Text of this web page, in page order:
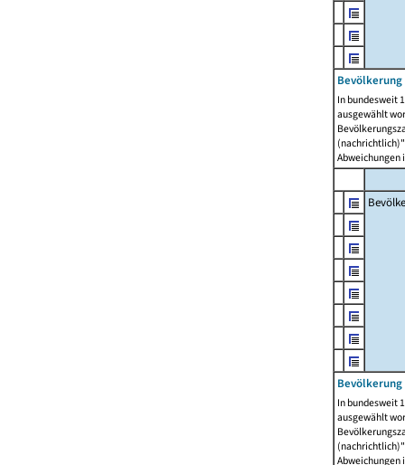
In bundesweit
ausgewählt
Abweichungen
In bundesweit
ausgewählt
Abweichungen